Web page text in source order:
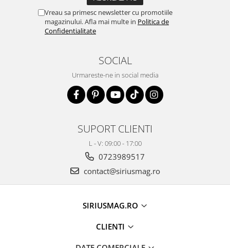
Vreau sa primesc newsletter cu promotiile
magazinului. Afla mai multe in Politica de
Confidentialitate
SOCIAL
Urmareste-ne in social media
SUPORT CLIENTI
L - V: 09:00 - 17:00
0723989517
contact@siriusmag.ro
SIRIUSMAG.RO
CLIENTI